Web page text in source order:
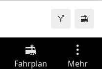
Fahrplan Mehr